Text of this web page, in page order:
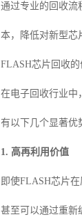
通过专业的回收流
本，降低对新型芯
FLASH芯片回收的
在电子回收行业中
有以下几个显著优
1. 高再利用价值
即使FLASH芯片
甚至可以通过重新